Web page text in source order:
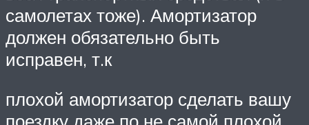
самолетах тоже). Амортизатор
должен обязательно быть
исправен, т.к
плохой амортизатор сделать вашу
поездку даже по не самой плохой